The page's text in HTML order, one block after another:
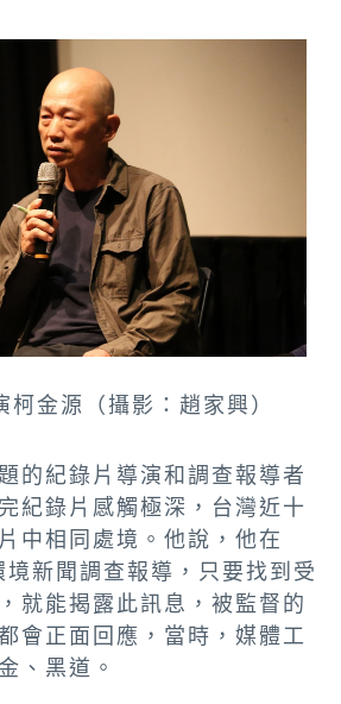
柯金源（攝影：趙家興）
的紀錄片導演和調查報導者
紀錄片感觸極深，台灣近十
中相同處境。他說，他在
新聞調查報導，只要找到受
就能揭露此訊息，被監督的
會正面回應，當時，媒體工
、黑道。